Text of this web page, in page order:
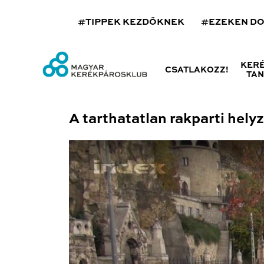
#TIPPEK KEZDŐKNEK #EZEKEN
CSATLAKOZZ!
A tarthatatlan rakparti